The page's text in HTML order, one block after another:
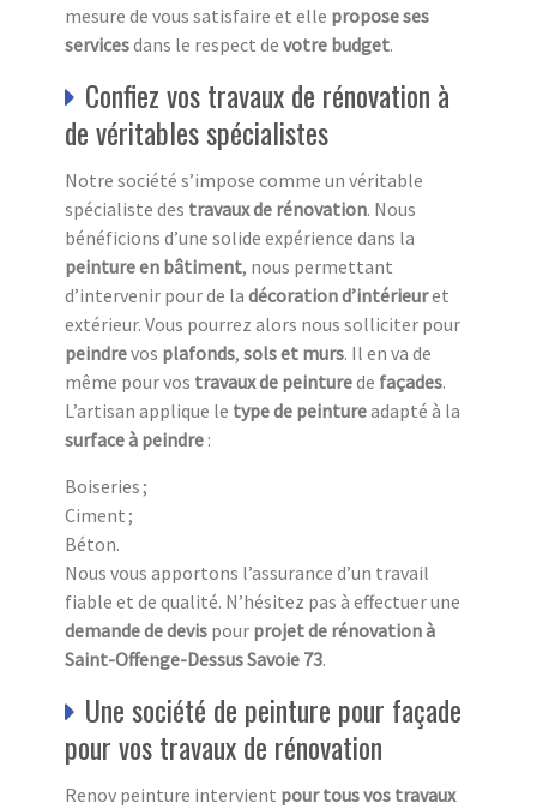
mesure de vous satisfaire et elle propose ses
servicesdans le respect de votre budget.
Confiez vos travaux de rénovation à
de véritables spécialistes
Notre société s’impose comme un véritable
spécialiste des travaux de rénovation. Nous
bénéficions d’une solide expérience dans la
peinture en bâtiment, nous permettant
d’intervenir pour de la décoration d’intérieuret
extérieur. Vous pourrez alors nous solliciter pour
peindrevos plafonds, sols et murs. Il en va de
même pour vos travaux de peinturede façades.
L’artisan applique le type de peintureadapté à la
surface à peindre :
Boiseries ;
Ciment ;
Béton.
Nous vous apportons l’assurance d’un travail
fiable et de qualité. N’hésitez pas à effectuer une
demande de devis pour projet de rénovation à
Saint-Offenge-Dessus Savoie 73.
Une société de peinture pour façade
pour vos travaux de rénovation
Renov peinture intervient pour tous vos travaux